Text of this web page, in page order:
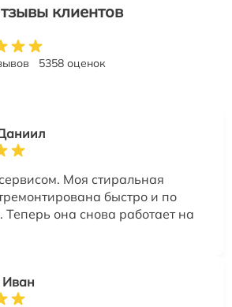
клиентов
5358 оценок
Моя стиральная
быстро и по
Теперь она снова работает на
Иван